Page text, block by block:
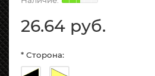
26.64 руб.
* Сторона: